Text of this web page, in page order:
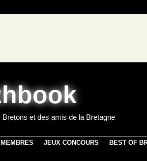
et des amis de la Bretagne
JEUX CONCOURS
BEST OF